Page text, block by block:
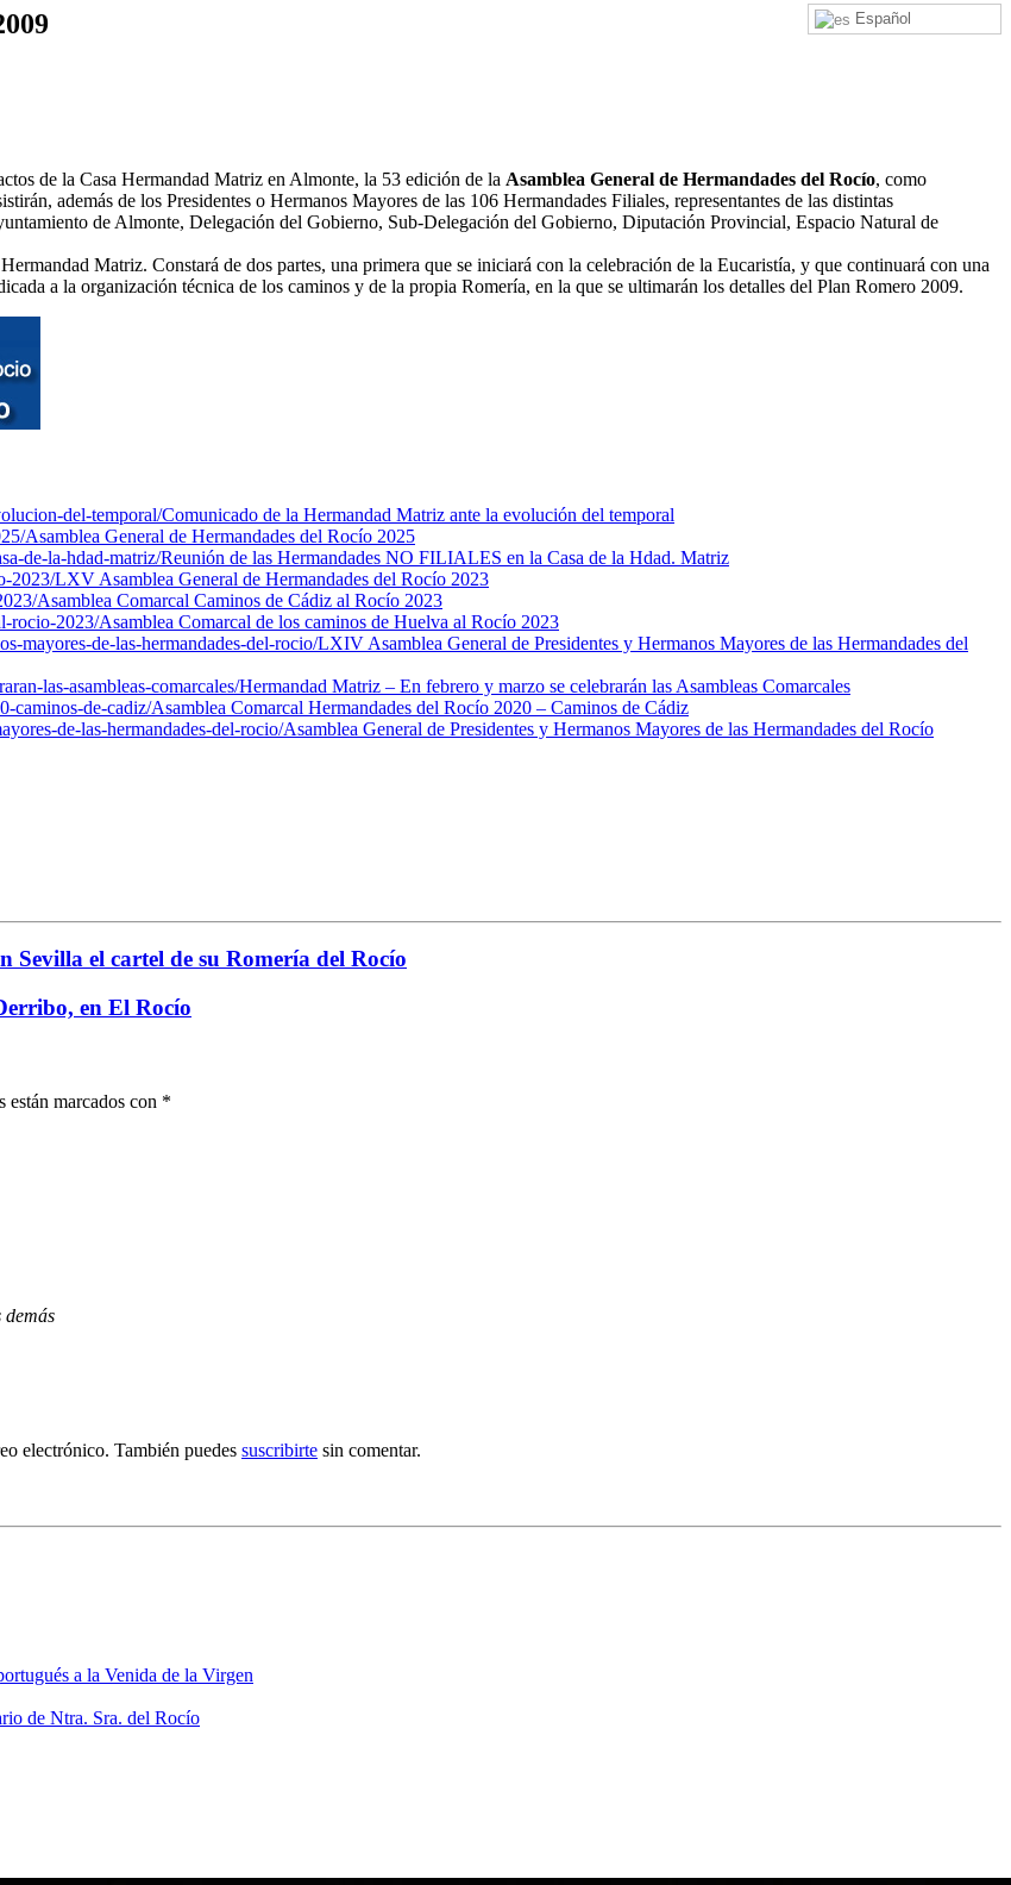
Español
de la Casa Hermandad Matriz en Almonte, la 53 edición de la Asamblea General de Hermandades del Rocío, como
además de los Presidentes o Hermanos Mayores de las 106 Hermandades Filiales, representantes de las distintas
de Almonte, Delegación del Gobierno, Sub-Delegación del Gobierno, Diputación Provincial, Espacio Natural de
Matriz. Constará de dos partes, una primera que se iniciará con la celebración de la Eucaristía, y que continuará con una
a la organización técnica de los caminos y de la propia Romería, en la que se ultimarán los detalles del Plan Romero 2009.
del-temporal/Comunicado de la Hermandad Matriz ante la evolución del temporal
Asamblea General de Hermandades del Rocío 2025
de-la-hdad-matriz/Reunión de las Hermandades NO FILIALES en la Casa de la Hdad. Matriz
2023/LXV Asamblea General de Hermandades del Rocío 2023
Asamblea Comarcal Caminos de Cádiz al Rocío 2023
rocio-2023/Asamblea Comarcal de los caminos de Huelva al Rocío 2023
mayores-de-las-hermandades-del-rocio/LXIV Asamblea General de Presidentes y Hermanos Mayores de las Hermandades del
las-asambleas-comarcales/Hermandad Matriz – En febrero y marzo se celebrarán las Asambleas Comarcales
caminos-de-cadiz/Asamblea Comarcal Hermandades del Rocío 2020 – Caminos de Cádiz
de-las-hermandades-del-rocio/Asamblea General de Presidentes y Hermanos Mayores de las Hermandades del Rocío
Sevilla el cartel de su Romería del Rocío
en El Rocío
marcados con *
electrónico. También puedes suscribirte sin comentar.
a la Venida de la Virgen
de Ntra. Sra. del Rocío